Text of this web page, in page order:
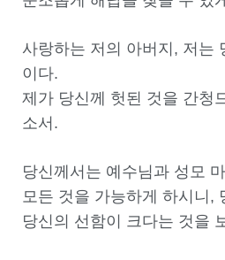
사랑하는 저의 아버지, 저는
이다.
제가 당신께 헛된 것을 간청
소서.
당신께서는 예수님과 성모
모든 것을 가능하게 하시니,
당신의 선함이 크다는 것을